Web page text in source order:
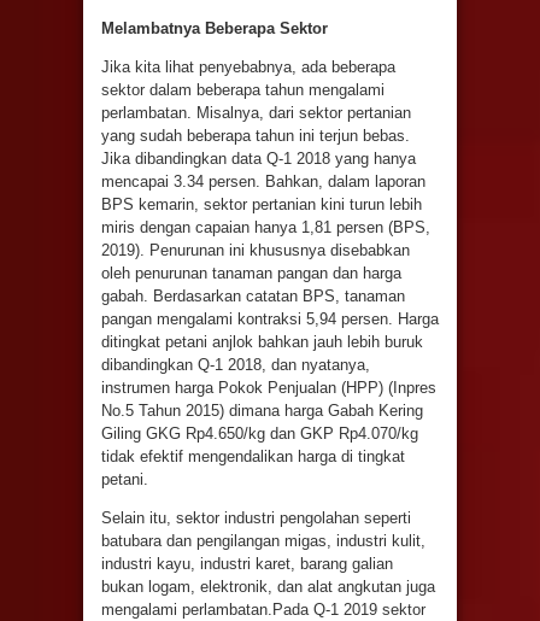
Melambatnya Beberapa Sektor
Jika kita lihat penyebabnya, ada beberapa
sektor dalam beberapa tahun mengalami
perlambatan. Misalnya, dari sektor pertanian
yang sudah beberapa tahun ini terjun bebas.
Jika dibandingkan data Q-1 2018 yang hanya
mencapai 3.34 persen. Bahkan, dalam laporan
BPS kemarin, sektor pertanian kini turun lebih
miris dengan capaian hanya 1,81 persen (BPS,
2019). Penurunan ini khususnya disebabkan
oleh penurunan tanaman pangan dan harga
gabah. Berdasarkan catatan BPS, tanaman
pangan mengalami kontraksi 5,94 persen. Harga
ditingkat petani anjlok bahkan jauh lebih buruk
dibandingkan Q-1 2018, dan nyatanya,
instrumen harga Pokok Penjualan (HPP) (Inpres
No.5 Tahun 2015) dimana harga Gabah Kering
Giling GKG Rp4.650/kg dan GKP Rp4.070/kg
tidak efektif mengendalikan harga di tingkat
petani.
Selain itu, sektor industri pengolahan seperti
batubara dan pengilangan migas, industri kulit,
industri kayu, industri karet, barang galian
bukan logam, elektronik, dan alat angkutan juga
mengalami perlambatan.Pada Q-1 2019 sektor